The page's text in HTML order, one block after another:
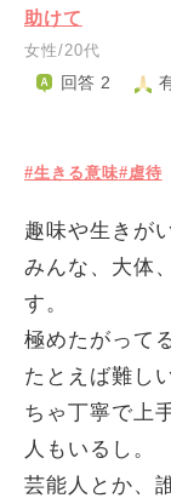
助けて
女性/20代
回答 2
#生きる意味#虐待
趣味や生きが
みんな、大体
す。
極めたがって
たとえば難し
ちゃ丁寧で上
人もいるし。
芸能人とか、